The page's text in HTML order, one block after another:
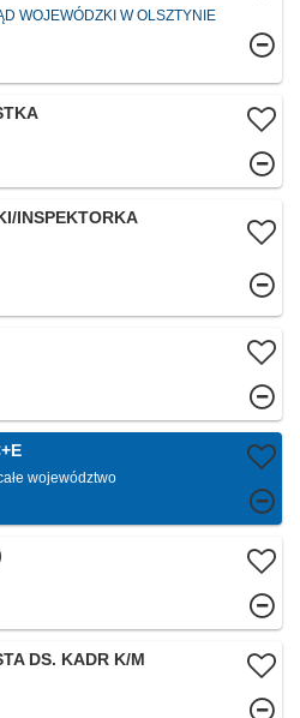
WOJEWÓDZKI W OLSZTYNIE
INSPEKTORKA
województwo
DS. KADR K/M